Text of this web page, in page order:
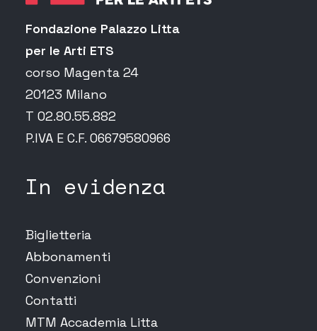
Fondazione Palazzo Litta
per le Arti ETS
corso Magenta 24
20123 Milano
T 02.80.55.882
P.IVA E C.F. 06679580966
In evidenza
Biglietteria
Abbonamenti
Convenzioni
Contatti
MTM Accademia Litta